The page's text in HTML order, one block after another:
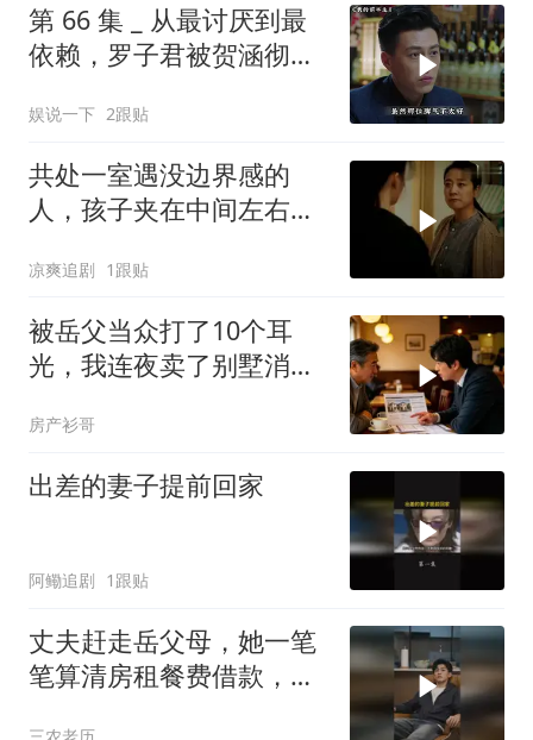
第 66 集 _ 从最讨厌到最
依赖，罗子君被贺涵彻底
娱说一下 2跟贴
共处一室遇没边界感的
人，孩子夹在中间左右为
凉爽追剧 1跟贴
被岳父当众打了10个耳
光，我连夜卖了别墅消
房产衫哥
出差的妻子提前回家
阿鳓追剧 1跟贴
丈夫赶走岳父母，她一笔
笔算清房租餐费借款，丈
三农老历